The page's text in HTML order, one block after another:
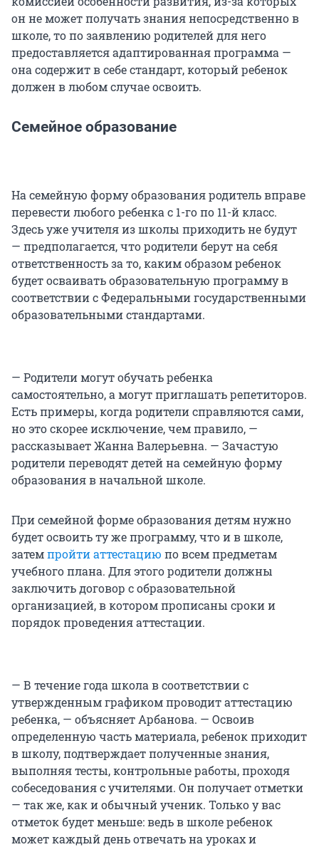
он не может получать знания непосредственно в
школе, то по заявлению родителей для него
предоставляется адаптированная программа —
она содержит в себе стандарт, который ребенок
должен в любом случае освоить.
Семейное образование
На семейную форму образования родитель вправе
перевести любого ребенка с 1-го по 11-й класс.
Здесь уже учителя из школы приходить не будут
— предполагается, что родители берут на себя
ответственность за то, каким образом ребенок
будет осваивать образовательную программу в
соответствии с Федеральными государственными
образовательными стандартами.
— Родители могут обучать ребенка
самостоятельно, а могут приглашать репетиторов.
Есть примеры, когда родители справляются сами,
но это скорее исключение, чем правило, —
рассказывает Жанна Валерьевна. — Зачастую
родители переводят детей на семейную форму
образования в начальной школе.
При семейной форме образования детям нужно
будет освоить ту же программу, что и в школе,
затемпройти аттестацию по всем предметам
учебного плана. Для этого родители должны
заключить договор с образовательной
организацией, в котором прописаны сроки и
порядок проведения аттестации.
— В течение года школа в соответствии с
утвержденным графиком проводит аттестацию
ребенка, — объясняет Арбанова. — Освоив
определенную часть материала, ребенок приходит
в школу, подтверждает полученные знания,
выполняя тесты, контрольные работы, проходя
собеседования с учителями. Он получает отметки
— так же, как и обычный ученик. Только у вас
отметок будет меньше: ведь в школе ребенок
может каждый день отвечать на уроках и